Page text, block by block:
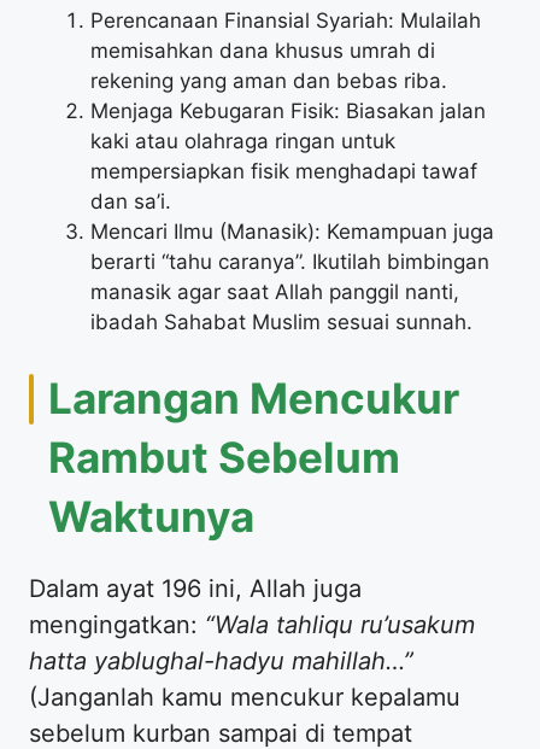
Perencanaan Finansial Syariah: Mulailah
memisahkan dana khusus umrah di
rekening yang aman dan bebas riba.
Menjaga Kebugaran Fisik: Biasakan jalan
kaki atau olahraga ringan untuk
mempersiapkan fisik menghadapi tawaf
dan sa’i.
Mencari Ilmu (Manasik): Kemampuan juga
berarti “tahu caranya”. Ikutilah bimbingan
manasik agar saat Allah panggil nanti,
ibadah Sahabat Muslim sesuai sunnah.
Larangan Mencukur
Rambut Sebelum
Waktunya
Dalam ayat 196 ini, Allah juga
mengingatkan: “Wala tahliqu ru’usakum
hatta yablughal-hadyu mahillah…”
(Janganlah kamu mencukur kepalamu
sebelum kurban sampai di tempat